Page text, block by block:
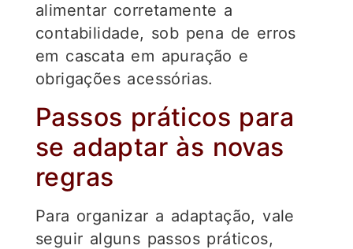
alimentar corretamente a
contabilidade, sob pena de erros
em cascata em apuração e
obrigações acessórias.
Passos práticos para
se adaptar às novas
regras
Para organizar a adaptação, vale
seguir alguns passos práticos,